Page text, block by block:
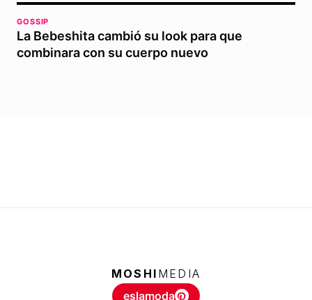
GOSSIP
La Bebeshita cambió su look para que
combinara con su cuerpo nuevo
MOSHI MEDIA
eslamoda